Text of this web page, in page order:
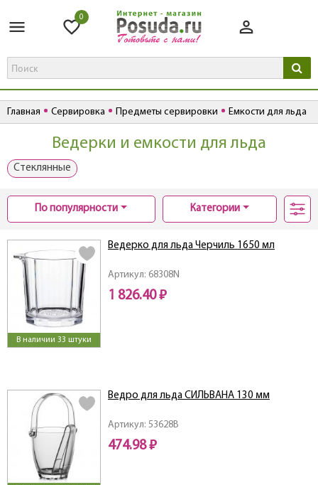
0
Главная Сервировка Предметы сервировки Емкости для льда
Ведерки и емкости для льда
Стеклянные
По популярности Категории
В наличии 33 штуки
Артикул: 68308N
Ведерко для льда Черчиль 1650 мл
1 826.40 ₽
Артикул: 53628B
Ведро для льда СИЛЬВАНА 130 мм
474.98 ₽